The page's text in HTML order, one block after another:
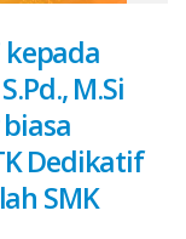
kepada
M.Si
Dedikatif
SMK